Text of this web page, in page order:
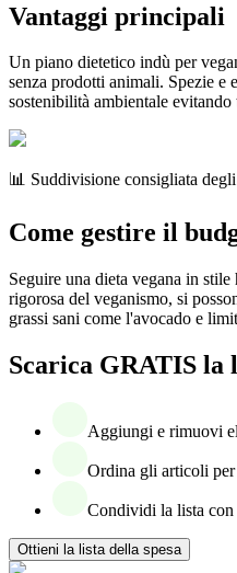
Vantaggi principali
Un piano dietetico indù per
senza prodotti animali. Spezie e
sostenibilità ambientale
📊 Suddivisione consigliata
Come gestire il
Seguire una dieta vegana in
rigorosa del veganismo, si
grassi sani come l'avocado e
Scarica GRATIS la
Aggiungi e rimuovi
Ordina gli articoli
Condividi la lista
Ottieni la lista della spesa